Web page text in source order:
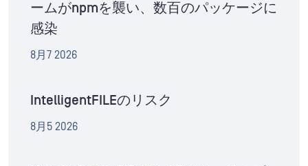
ームがnpmを襲い、数百のパッケージに
感染
8月7 2026
IntelligentFILEのリスク
8月5 2026